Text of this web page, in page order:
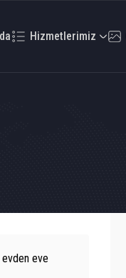
Hizmetlerimiz
evden eve